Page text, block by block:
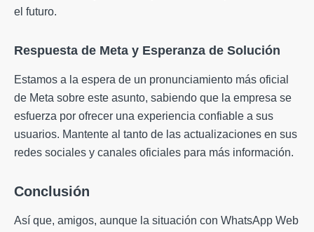
el futuro.
Respuesta de Meta y Esperanza de Solución
Estamos a la espera de un pronunciamiento más oficial
de Meta sobre este asunto, sabiendo que la empresa se
esfuerza por ofrecer una experiencia confiable a sus
usuarios. Mantente al tanto de las actualizaciones en sus
redes sociales y canales oficiales para más información.
Conclusión
Así que, amigos, aunque la situación con WhatsApp Web